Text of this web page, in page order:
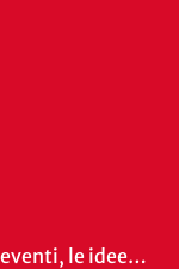
le idee…